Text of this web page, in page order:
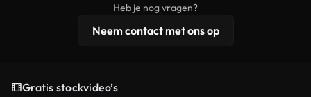
licentiebescherming omvat.
Heb je nog vragen?
Neem contact met ons op
Gratis stockvideo’s